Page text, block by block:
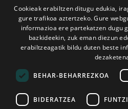
2026ko eka. 1a
Cookieak erabiltzen ditugu edukia,
gure trafikoa aztertzeko. Gure
informazioa ere partekatzen dugu
bazkideekin, zuk eman diezun
erabiltzeagatik bildu duten beste
BEHAR-BEHARREZKOA
BIDERATZEA